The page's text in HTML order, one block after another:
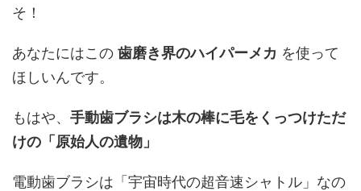
そ！
あなたにはこの 歯磨き界のハイパーメカ を使って
ほしいんです。
もはや、 手動歯ブラシは木の棒に毛をくっつけただ
けの「原始人の遺物」
電動歯ブラシは「宇宙時代の超音速シャトル」なの